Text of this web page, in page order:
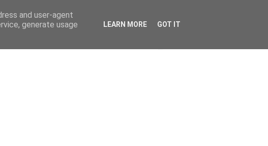
and user-agent
generate usage
LEARN MORE GOT IT